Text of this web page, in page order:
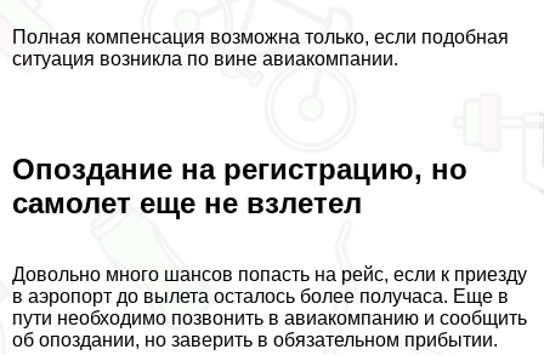
Полная компенсация возможна только, если подобная
ситуация возникла по вине авиакомпании.
Опоздание на регистрацию, но
самолет еще не взлетел
Довольно много шансов попасть на рейс, если к приезду
в аэропорт до вылета осталось более получаса. Еще в
пути необходимо позвонить в авиакомпанию и сообщить
об опоздании, но заверить в обязательном прибытии.